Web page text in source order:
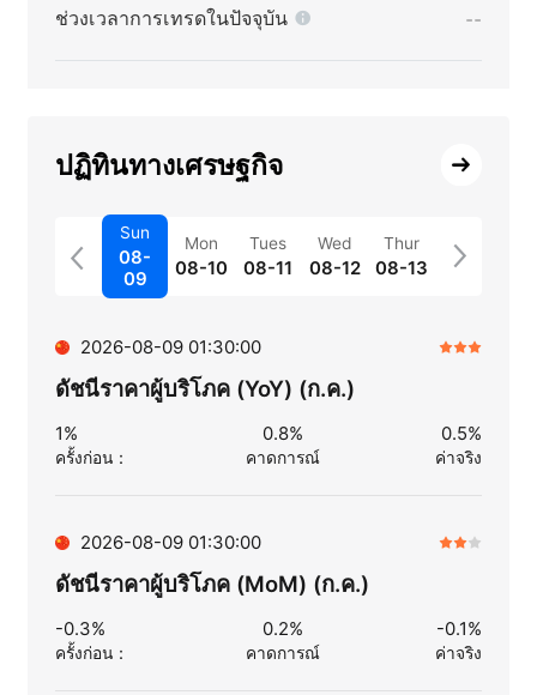
ช่วงเวลาการเทรดในปัจจุบัน --
ปฏิทินทางเศรษฐกิจ
Sun
08-
09
Mon
08-10
Tues
08-11
Wed
08-12
Thur
08-13
2026-08-09 01:30:00
ดัชนีราคาผู้บริโภค (YoY) (ก.ค.)
1%
ครั้งก่อน：
0.8%
คาดการณ์
0.5%
ค่าจริง
2026-08-09 01:30:00
ดัชนีราคาผู้บริโภค (MoM) (ก.ค.)
-0.3%
ครั้งก่อน：
0.2%
คาดการณ์
-0.1%
ค่าจริง